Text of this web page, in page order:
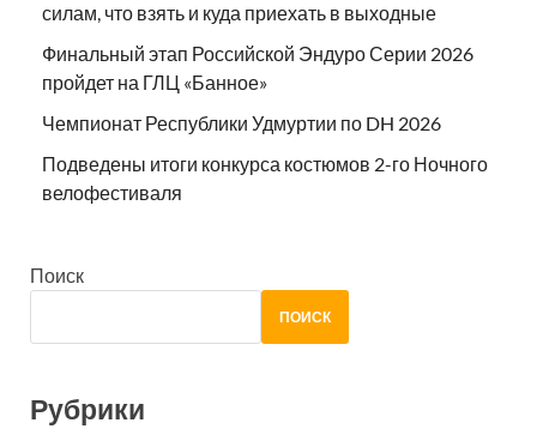
силам, что взять и куда приехать в выходные
Финальный этап Российской Эндуро Серии 2026
пройдет на ГЛЦ «Банное»
Чемпионат Республики Удмуртии по DH 2026
Подведены итоги конкурса костюмов 2-го Ночного
велофестиваля
Поиск
ПОИСК
Рубрики